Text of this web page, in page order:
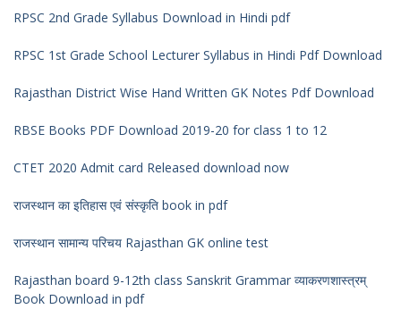
RPSC 2nd Grade Syllabus Download in Hindi pdf
RPSC 1st Grade School Lecturer Syllabus in Hindi Pdf Download
Rajasthan District Wise Hand Written GK Notes Pdf Download
RBSE Books PDF Download 2019-20 for class 1 to 12
CTET 2020 Admit card Released download now
राजस्थान का इतिहास एवं संस्कृति book in pdf
राजस्थान सामान्य परिचय Rajasthan GK online test
Rajasthan board 9-12th class Sanskrit Grammar व्याकरणशास्त्रम्
Book Download in pdf